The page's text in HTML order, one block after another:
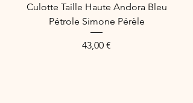
Culotte Taille Haute Andora Bleu
Pétrole Simone Pérèle
Preis
43,00 €